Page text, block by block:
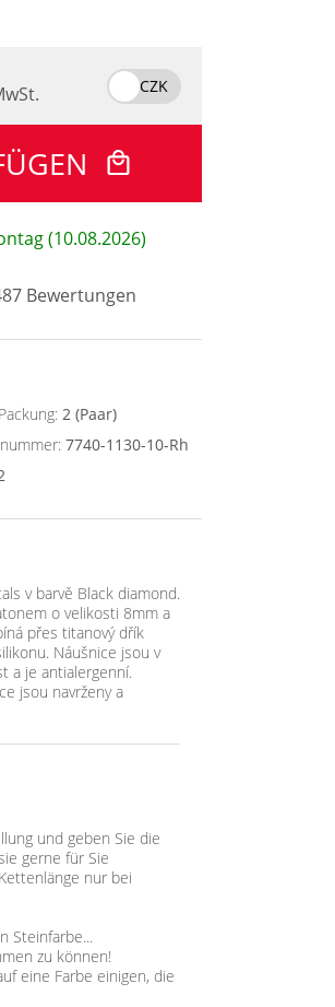
CZK
(10.08.2026)
Bewertungen
2 (Paar)
7740-1130-10-Rh
v barvě Black diamond.
o velikosti 8mm a
přes titanový dřík
Náušnice jsou v
a je antialergenní.
jsou navrženy a
und geben Sie die
gerne für Sie
nur bei
Steinfarbe...
zu können!
eine Farbe einigen, die